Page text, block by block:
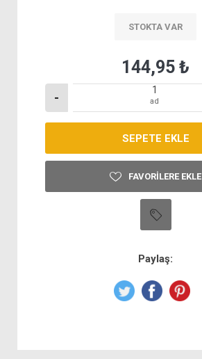
STOKTA VAR
144,95 ₺
- ad
FAVORILERE EKLE
Paylaş: